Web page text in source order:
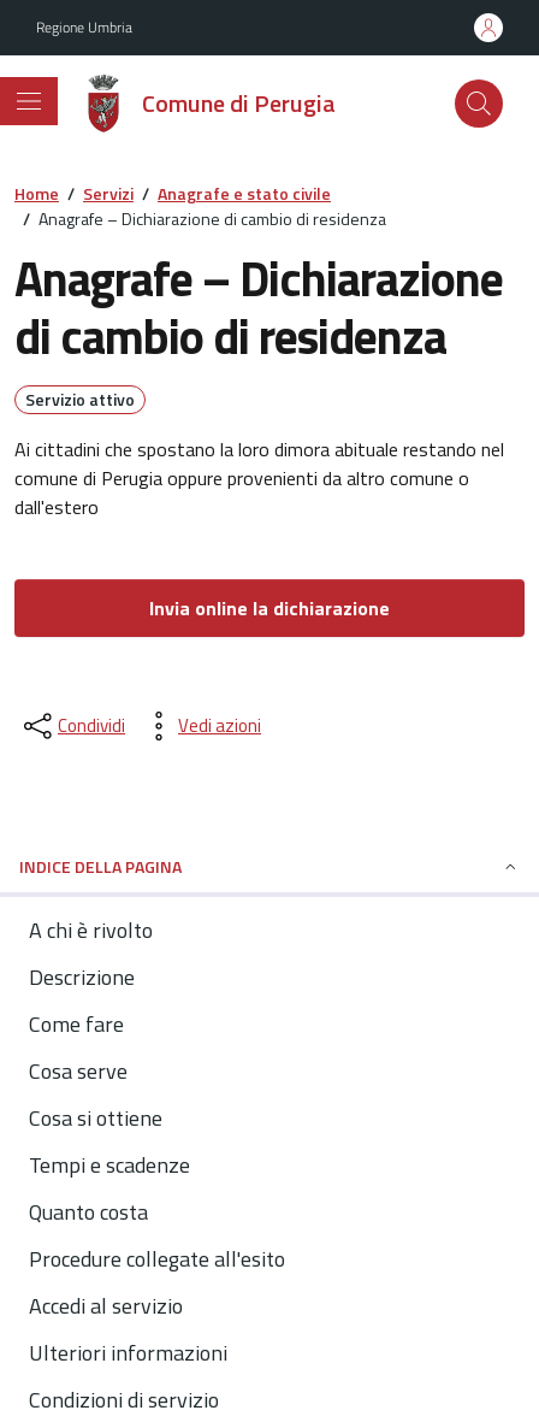
Regione Umbria
Comune di Perugia
Home / Servizi / Anagrafe e stato civile
/ Anagrafe – Dichiarazione di cambio di residenza
Anagrafe – Dichiarazione
di cambio di residenza
Servizio attivo
Ai cittadini che spostano la loro dimora abituale restando nel
comune di Perugia oppure provenienti da altro comune o
dall'estero
Invia online la dichiarazione
Condividi Vedi azioni
INDICE DELLA PAGINA
A chi è rivolto
Descrizione
Come fare
Cosa serve
Cosa si ottiene
Tempi e scadenze
Quanto costa
Procedure collegate all'esito
Accedi al servizio
Ulteriori informazioni
Condizioni di servizio